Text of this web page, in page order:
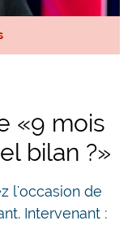
«9 mois
bilan ?»
l'occasion de
Intervenant :